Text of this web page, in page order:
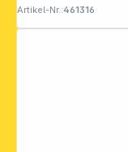
Artikel-Nr.:461316